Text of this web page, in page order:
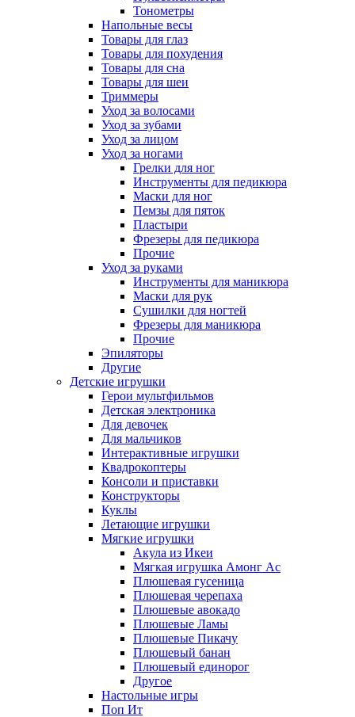
Тонометры
Напольные весы
Товары для глаз
Товары для похудения
Товары для сна
Товары для шеи
Триммеры
Уход за волосами
Уход за зубами
Уход за лицом
Уход за ногами
Грелки для ног
Инструменты для педикюра
Маски для ног
Пемзы для пяток
Пластыри
Фрезеры для педикюра
Прочие
Уход за руками
Инструменты для маникюра
Маски для рук
Сушилки для ногтей
Фрезеры для маникюра
Прочие
Эпиляторы
Другие
Детские игрушки
Герои мультфильмов
Детская электроника
Для девочек
Для мальчиков
Интерактивные игрушки
Квадрокоптеры
Консоли и приставки
Конструкторы
Куклы
Летающие игрушки
Мягкие игрушки
Акула из Икеи
Мягкая игрушка Амонг Ас
Плюшевая гусеница
Плюшевая черепаха
Плюшевые авокадо
Плюшевые Ламы
Плюшевые Пикачу
Плюшевый банан
Плюшевый единорог
Другое
Настольные игры
Поп Ит